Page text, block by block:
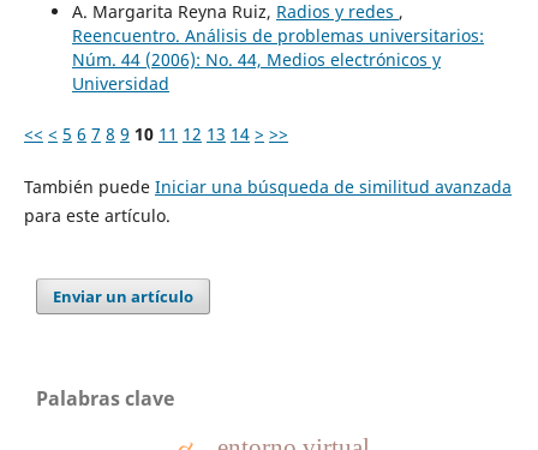
A. Margarita Reyna Ruiz, Radios y redes ,
Reencuentro. Análisis de problemas universitarios:
Núm. 44 (2006): No. 44, Medios electrónicos y
Universidad
<< < 5 6 7 8 9 10 11 12 13 14 > >>
También puede Iniciar una búsqueda de similitud avanzada
para este artículo.
Enviar un artículo
Palabras clave